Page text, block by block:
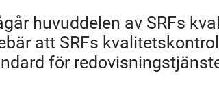
huvuddelen av SRFs
att SRFs
för